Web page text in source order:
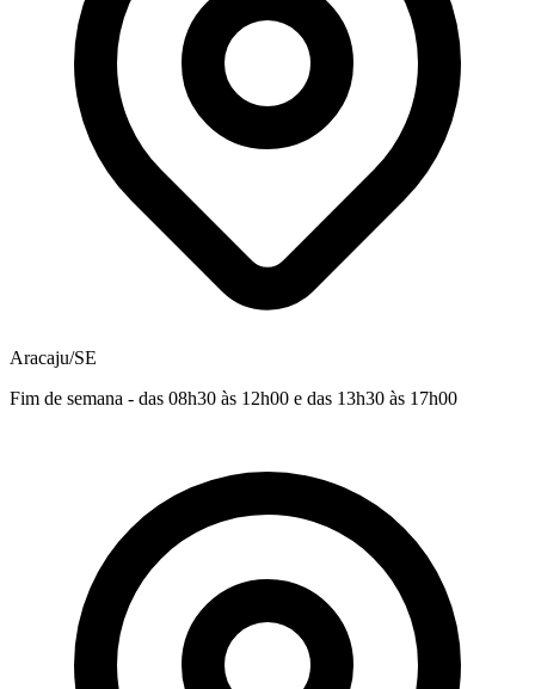
Aracaju/SE
Fim de semana - das 08h30 às 12h00 e das 13h30 às 17h00